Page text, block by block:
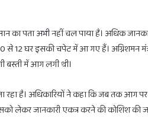
पता अभी नहीं चल पाया है। अधिक
से 12 घर इसकी चपेट में आ गए हैं। अग्निशमन
बस्ती में आग लगी थी।
है। अधिकारियों ने कहा कि जब तक आग पर
लेकर जानकारी एकत्र करने की कोशिश की
समय
दिन
पहले
शुरू
होता
होलाष्टक,
भूल
होली से आठ दिन पहले
खरीदें ये चीजें